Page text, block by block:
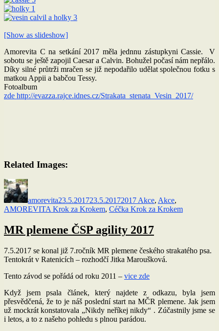
[Show as slideshow]
Amorevita C na setkání 2017 měla jednnu zástupkyni Cassie. V
sobotu se ještě zapojil Caesar a Calvin. Bohužel počasí nám nepřálo.
Díky silné průtrži mračen se již nepodařilo udělat společnou fotku s
matkou Appii a babčou Tessy.
Fotoalbum
zde http://evazza.rajce.idnes.cz/Strakata_stenata_Vesin_2017/
Related Images:
Autor:
amorevita23.5.201723.5.20172017 Akce, Akce,
AMOREVITA Krok za Krokem, Céčka Krok za Krokem
MR plemene ČSP agility 2017
7.5.2017 se konal již 7.ročník MR plemene českého strakatého psa.
Tentokrát v Ratenicích – rozhodčí Jitka Maroušková.
Tento závod se pořádá od roku 2011 – vice zde
Když jsem psala článek, který najdete z odkazu, byla jsem
přesvědčená, že to je náš poslední start na MČR plemene. Jak jsem
už mockrát konstatovala „Nikdy neříkej nikdy“ . Zúčastnily jsme se
i letos, a to z našeho pohledu s plnou parádou.